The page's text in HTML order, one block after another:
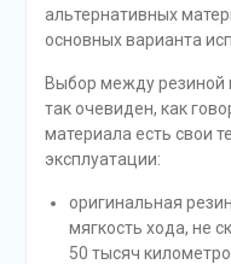
альтернативных
основных варианта
Выбор между резиной
так очевиден, как
материала есть свои
эксплуатации:
оригинальная
мягкость хода, не
50 тысяч